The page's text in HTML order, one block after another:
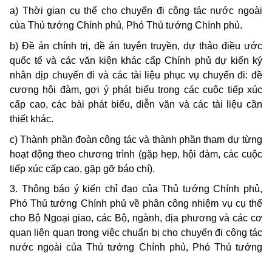
a) Thời gian cụ thể cho chuyến đi công tác nước ngoài
của Thủ tướng Chính phủ, Phó Thủ tướng Chính phủ.
b) Đề án chính trị, đề án tuyên truyền, dự thảo điều ước
quốc tế và các văn kiện khác cấp Chính phủ dự kiến ký
nhân dịp chuyến đi và các tài liệu phục vụ chuyến đi: đề
cương hội đàm, gợi ý phát biểu trong các cuộc tiếp xúc
cấp cao, các bài phát biểu, diễn văn và các tài liệu cần
thiết khác.
c) Thành phần đoàn công tác và thành phần tham dự từng
hoạt động theo chương trình (gặp hẹp, hội đàm, các cuộc
tiếp xúc cấp cao, gặp gỡ báo chí).
3. Thông báo ý kiến chỉ đạo của Thủ tướng Chính phủ,
Phó Thủ tướng Chính phủ về phân công nhiệm vụ cụ thể
cho Bộ Ngoại giao, các Bộ, ngành, địa phương và các cơ
quan liên quan trong việc chuẩn bị cho chuyến đi công tác
nước ngoài của Thủ tướng Chính phủ, Phó Thủ tướng